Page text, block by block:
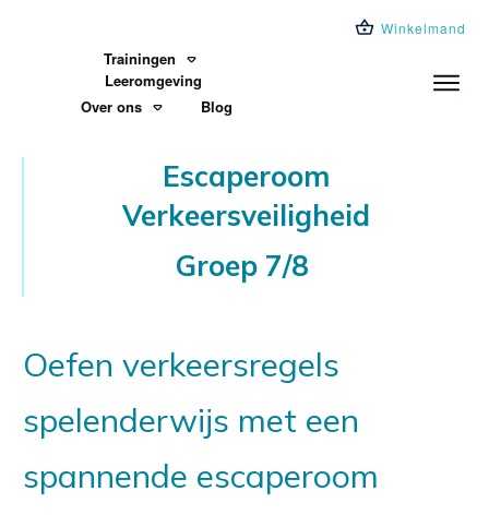
Winkelmand
Trainingen
Leeromgeving
Over ons
Blog
Escaperoom
Verkeersveiligheid
Groep 7/8
Oefen verkeersregels
spelenderwijs met een
spannende escaperoom